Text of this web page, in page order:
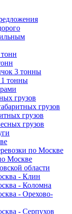
3 тонны
1 тонны
грузов
грузов
грузов
грузов
по Москве
Москве
области
- Клин
- Коломна
- Орехово-
- Серпухов